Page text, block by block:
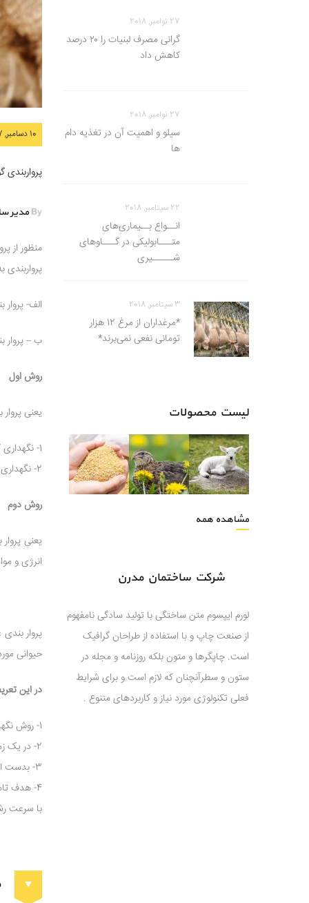
10 دسامبر, 2017
پرواربندی
Byمدیر
منظور از
الف-
ب – پروار
روش اول
یعنی
1- نگهداری گوسفند پرواری در مکانهای مسقف که به صورت اغل یا سایه بان و حفاظ می باشد
2- نگهداری گوسفند پرواری در محیط بدون سقف اما محسور که طبعا هزینه کمتری دارد.
روش دوم
یعنی
انرژی و
پروار
حیوانی
در این
1- روش نگهداری و تغذیه دام های پرواری با سایر دام ها متفاوت است و توجه بیشتر را می طلبد.
2- در یک زمان و دوره معین اعمال می شود.
3- بدست اوردن حد اکثر اضافه وزن مورد توجه است پس دام هایی که با سرعت بیشتری رشد می کنند برای پروار بندی مناسب تر اند.
4- هدف
با سرعت
27 نوامبر, 2018
گرانی مصرف لبنیات را ۲۰ درصد
کاهش داد
27 نوامبر, 2018
سیلو و اهمیت آن در تغذیه دام
ها
22 سپتامبر, 2018
انــواع بــیماری‌های
متـــابولیکی در گـــاوهای
شـــــیری
3 سپتامبر, 2018
*مرغداران از مرغ 12 هزار
تومانی نفعی نمی‌برند*
لیست محصولات
مشاهده همه
شرکت ساختمان مدرن
لورم ایپسوم متن ساختگی با تولید سادگی نامفهوم
از صنعت چاپ و با استفاده از طراحان گرافیک
است. چاپگرها و متون بلکه روزنامه و مجله در
ستون و سطرآنچنان که لازم است و برای شرایط
فعلی تکنولوژی مورد نیاز و کاربردهای متنوع .